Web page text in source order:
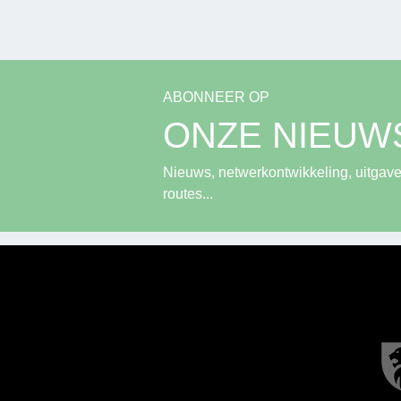
ABONNEER OP
ONZE
Nieuws, netwerkontwikkeling,
routes...